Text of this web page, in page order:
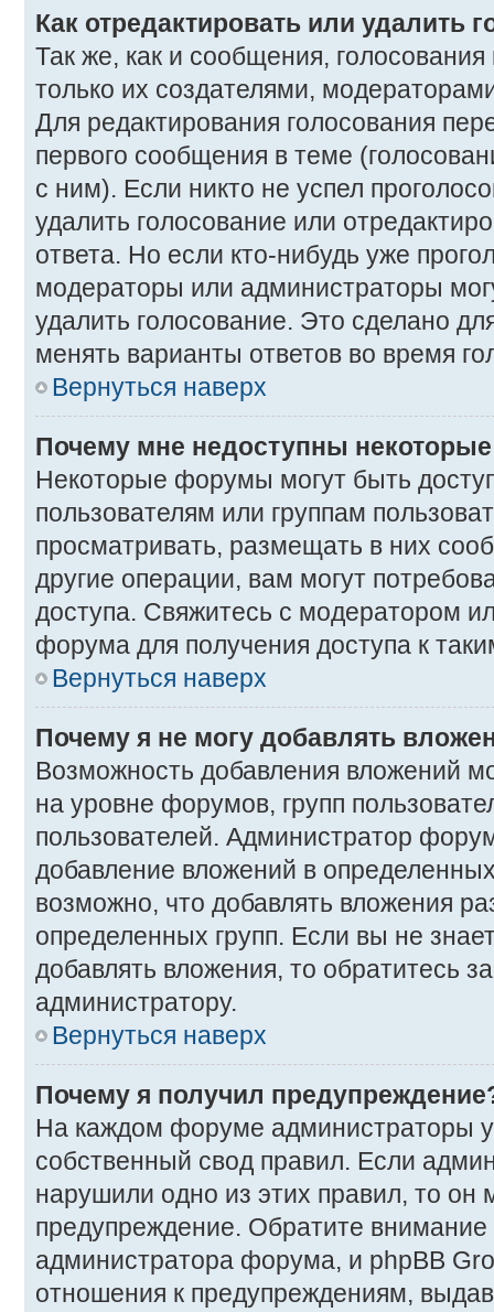
Как отредактировать или удалить
Так же, как и сообщения, голосования
только их создателями,
Для редактирования голосования
первого сообщения в теме
с ним). Если никто не успел
удалить голосование или
ответа. Но если кто-нибудь уже
модераторы или администраторы
удалить голосование. Это сделано
менять варианты ответов во время
Вернуться наверх
Почему мне недоступны
Некоторые форумы могут быть
пользователям или группам
просматривать, размещать в них
другие операции, вам могут
доступа. Свяжитесь с модератором
форума для получения доступа к
Вернуться наверх
Почему я не могу добавлять
Возможность добавления вложений
на уровне форумов, групп
пользователей. Администратор
добавление вложений в
возможно, что добавлять вложения
определенных групп. Если вы не
добавлять вложения, то обратитесь
администратору.
Вернуться наверх
Почему я получил
На каждом форуме администраторы
собственный свод правил. Если
нарушили одно из этих правил, то он
предупреждение. Обратите
администратора форума, и phpBB
отношения к предупреждениям,